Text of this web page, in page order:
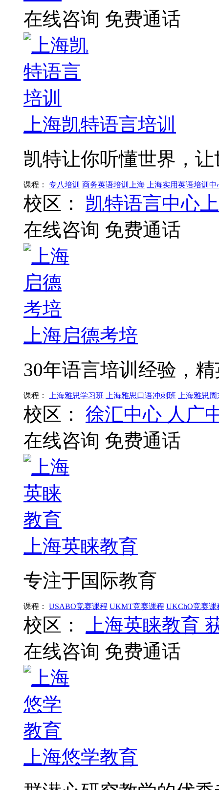
在线咨询 免费通话
上海凯特语言培训
凯特让你听懂世界，
课程： 专八培训 商务英语培训上海 上海实用英语培训中
校区：
凯特语言中心
在线咨询 免费通话
上海启德考培
30年语言培训经验，
课程： 上海雅思学习班 上海雅思口语冲刺班 上海雅思
校区： 徐汇中心 人广
在线咨询 免费通话
上海英睐教育
专注于国际教育
课程： USABO竞赛课程 UKMT竞赛课程 UKChO竞赛课
校区： 上海英睐教育
在线咨询 免费通话
上海悠学教育